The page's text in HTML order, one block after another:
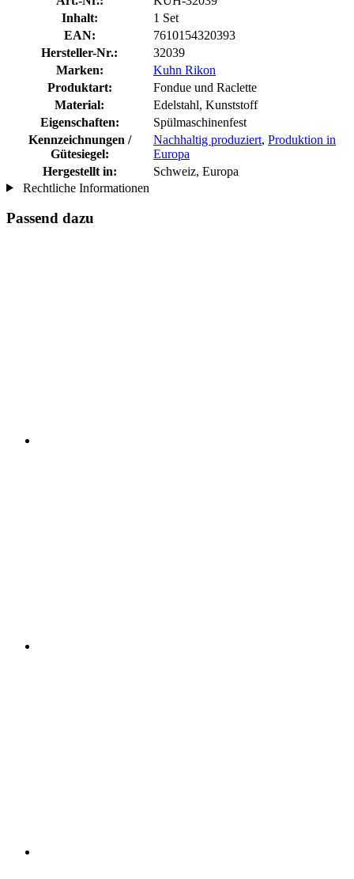
Inhalt:
1 Set
EAN:
7610154320393
Hersteller-Nr.:
32039
Marken:
Kuhn Rikon
Produktart:
Fondue und Raclette
Material:
Edelstahl, Kunststoff
Eigenschaften:
Spülmaschinenfest
Kennzeichnungen /
Gütesiegel:
Nachhaltig produziert, Produktion in
Europa
Hergestellt in:
Schweiz, Europa
Rechtliche Informationen
Passend dazu